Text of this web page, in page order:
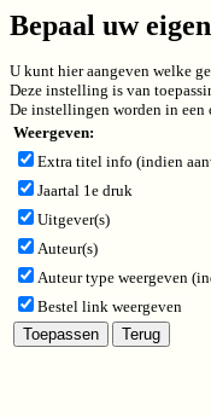
Bepaal uw
U kunt hier aangeven welke
Deze instelling is van
De instellingen worden in een
Weergeven:
Extra titel info (indien
Jaartal 1e druk
Uitgever(s)
Auteur(s)
Auteur type weergeven
Bestel link weergeven